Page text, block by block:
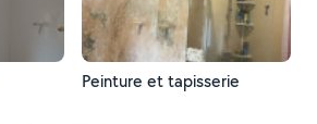
Peinture et tapisserie